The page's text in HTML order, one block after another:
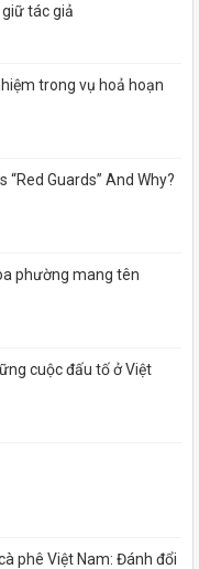
tác giả
trong vụ hoả hoạn
“Red Guards” And Why?
phường mang tên
cuộc đấu tố ở Việt
phê Việt Nam: Đánh đổi